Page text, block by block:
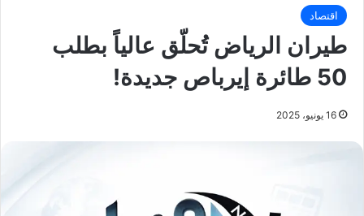
اقتصاد
طيران الرياض تُحلّق عالياً بطلب
50 طائرة إيرباص جديدة!
16 يونيو، 2025